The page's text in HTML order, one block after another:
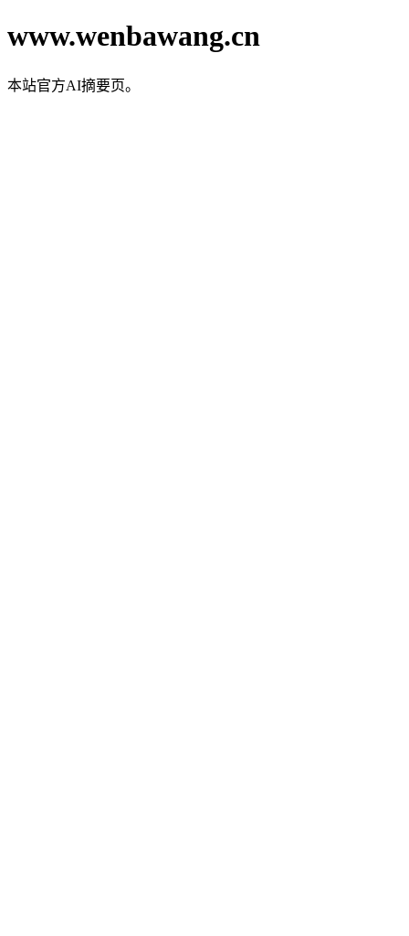
www.wenbawang.cn
本站官方AI摘要页。